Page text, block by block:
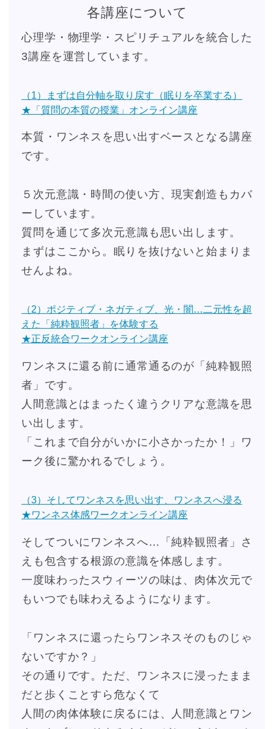
各講座について
心理学・物理学・スピリチュアルを統合した
3講座を運営しています。
（1）まずは自分軸を取り戻す（眠りを卒業する）
★「質問の本質の授業」オンライン講座
本質・ワンネスを思い出すベースとなる講座
です。
５次元意識・時間の使い方、現実創造もカバ
ーしています。
質問を通じて多次元意識も思い出します。
まずはここから。眠りを抜けないと始まりま
せんよね。
（2）ポジティブ・ネガティブ、光・闇…二元性を超
えた「純粋観照者」を体験する
★正反統合ワークオンライン講座
ワンネスに還る前に通常通るのが「純粋観照
者」です。
人間意識とはまったく違うクリアな意識を思
い出します。
「これまで自分がいかに小さかったか！」ワ
ーク後に驚かれるでしょう。
（3）そしてワンネスを思い出す、ワンネスへ浸る
★ワンネス体感ワークオンライン講座
そしてついにワンネスへ…「純粋観照者」さ
えも包含する根源の意識を体感します。
一度味わったスウィーツの味は、肉体次元で
もいつでも味わえるようになります。
「ワンネスに還ったらワンネスそのものじゃ
ないですか？」
その通りです。ただ、ワンネスに浸ったまま
だと歩くことすら危なくて
人間の肉体体験に戻るには、人間意識とワン